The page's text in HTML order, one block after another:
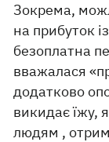
Зокрема,
на прибуток
безоплатна
вважалася
додатково
викидає їжу,
людям ,